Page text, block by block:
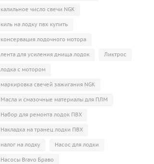
калильное число свечи NGK
киль на лодку пвх купить
консервация лодочного мотора
лента для усиления днища лодок Ликтрос
лодка с мотором
маркировка свечей зажигания NGK
Масла и смазочные материалы для ПЛМ
Набор для ремонта лодок ПВХ
Накладка на транец лодки ПВХ
налог на лодку Насос для лодки
Насосы Bravo Браво